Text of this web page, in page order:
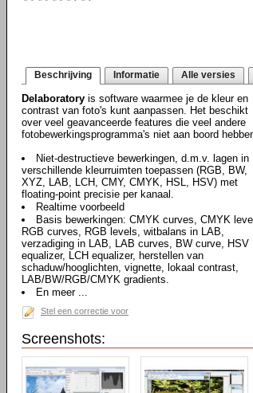
Beschrijving Informatie Alle versies
Delaboratory is software waarmee je de kleur en
contrast van foto's kunt aanpassen. Het beschikt
over veel geavanceerde features die veel andere
fotobewerkingsprogramma's niet aan boord
Niet-destructieve bewerkingen, d.m.v. lagen in
verschillende kleurruimten toepassen (RGB, BW,
XYZ, LAB, LCH, CMY, CMYK, HSL, HSV) met
floating-point precisie per kanaal.
Realtime voorbeeld
Basis bewerkingen: CMYK curves, CMYK
RGB curves, RGB levels, witbalans in LAB,
verzadiging in LAB, LAB curves, BW curve, HSV
equalizer, LCH equalizer, herstellen van
schaduw/hooglichten, vignette, lokaal contrast,
LAB/BW/RGB/CMYK gradients.
En meer ...
Stel een correctie voor
Screenshots: